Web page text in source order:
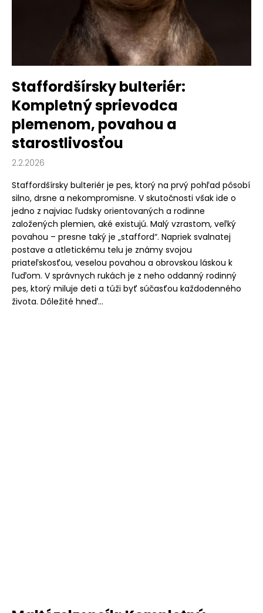
Staffordšírsky bulteriér:
Kompletný sprievodca
plemenom, povahou a
starostlivosťou
2.2.2026
Staffordšírsky bulteriér je pes, ktorý na prvý pohľad pôsobí
silno, drsne a nekompromisne. V skutočnosti však ide o
jedno z najviac ľudsky orientovaných a rodinne
založených plemien, aké existujú. Malý vzrastom, veľký
povahou – presne taký je „stafford“. Napriek svalnatej
postave a atletickému telu je známy svojou
priateľskosťou, veselou povahou a obrovskou láskou k
ľuďom. V správnych rukách je z neho oddanný rodinný
pes, ktorý miluje deti a túži byť súčasťou každodenného
života. Dôležité hneď...
ť
O
d
p
o
r
ú
č
a
m
e